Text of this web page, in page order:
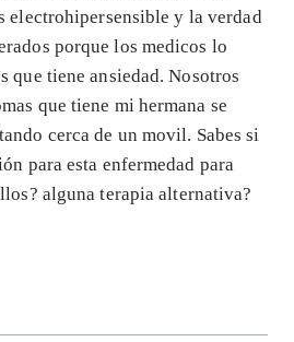
electrohipersensible y la verdad
porque los medicos lo
que tiene ansiedad. Nosotros
que tiene mi hermana se
cerca de un movil. Sabes si
para esta enfermedad para
alguna terapia alternativa?